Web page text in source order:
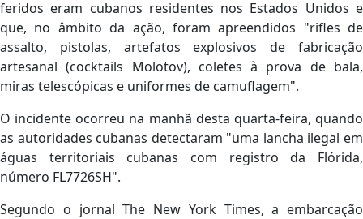
feridos eram cubanos residentes nos Estados Unidos e
que, no âmbito da ação, foram apreendidos "rifles de
assalto, pistolas, artefatos explosivos de fabricação
artesanal (cocktails Molotov), coletes à prova de bala,
miras telescópicas e uniformes de camuflagem".
O incidente ocorreu na manhã desta quarta-feira, quando
as autoridades cubanas detectaram "uma lancha ilegal em
águas territoriais cubanas com registro da Flórida,
número FL7726SH".
Segundo o jornal The New York Times, a embarcação